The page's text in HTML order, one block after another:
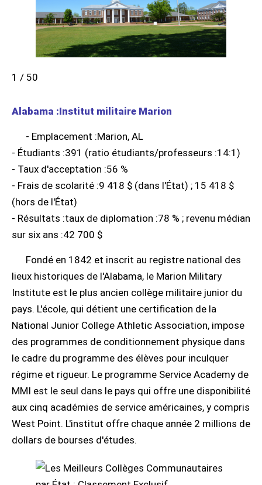
1 / 50
Alabama :Institut militaire Marion
- Emplacement :Marion, AL
- Étudiants :391 (ratio étudiants/professeurs :14:1)
- Taux d'acceptation :56 %
- Frais de scolarité :9 418 $ (dans l'État) ; 15 418 $
(hors de l'État)
- Résultats :taux de diplomation :78 % ; revenu médian
sur six ans :42 700 $
Fondé en 1842 et inscrit au registre national des
lieux historiques de l'Alabama, le Marion Military
Institute est le plus ancien collège militaire junior du
pays. L'école, qui détient une certification de la
National Junior College Athletic Association, impose
des programmes de conditionnement physique dans
le cadre du programme des élèves pour inculquer
régime et rigueur. Le programme Service Academy de
MMI est le seul dans le pays qui offre une disponibilité
aux cinq académies de service américaines, y compris
West Point. L'institut offre chaque année 2 millions de
dollars de bourses d'études.